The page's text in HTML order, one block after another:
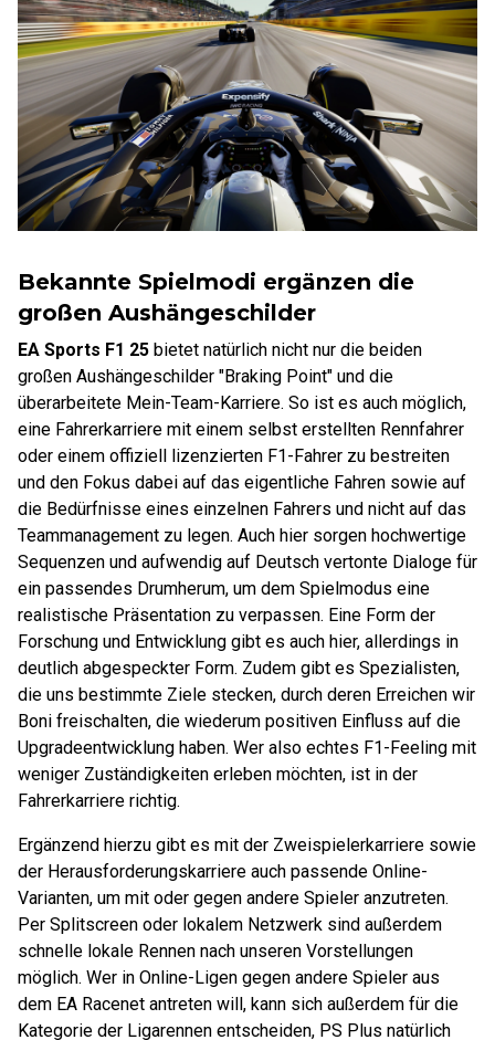
Bekannte Spielmodi ergänzen die
großen Aushängeschilder
EA Sports F1 25 bietet natürlich nicht nur die beiden
großen Aushängeschilder "Braking Point" und die
überarbeitete Mein-Team-Karriere. So ist es auch möglich,
eine Fahrerkarriere mit einem selbst erstellten Rennfahrer
oder einem offiziell lizenzierten F1-Fahrer zu bestreiten
und den Fokus dabei auf das eigentliche Fahren sowie auf
die Bedürfnisse eines einzelnen Fahrers und nicht auf das
Teammanagement zu legen. Auch hier sorgen hochwertige
Sequenzen und aufwendig auf Deutsch vertonte Dialoge für
ein passendes Drumherum, um dem Spielmodus eine
realistische Präsentation zu verpassen. Eine Form der
Forschung und Entwicklung gibt es auch hier, allerdings in
deutlich abgespeckter Form. Zudem gibt es Spezialisten,
die uns bestimmte Ziele stecken, durch deren Erreichen wir
Boni freischalten, die wiederum positiven Einfluss auf die
Upgradeentwicklung haben. Wer also echtes F1-Feeling mit
weniger Zuständigkeiten erleben möchten, ist in der
Fahrerkarriere richtig.
Ergänzend hierzu gibt es mit der Zweispielerkarriere sowie
der Herausforderungskarriere auch passende Online-
Varianten, um mit oder gegen andere Spieler anzutreten.
Per Splitscreen oder lokalem Netzwerk sind außerdem
schnelle lokale Rennen nach unseren Vorstellungen
möglich. Wer in Online-Ligen gegen andere Spieler aus
dem EA Racenet antreten will, kann sich außerdem für die
Kategorie der Ligarennen entscheiden, PS Plus natürlich